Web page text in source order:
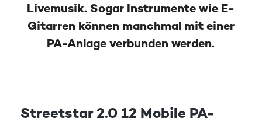
Livemusik. Sogar Instrumente wie E-
Gitarren können manchmal mit einer
PA-Anlage verbunden werden.
Streetstar 2.0 12 Mobile PA-